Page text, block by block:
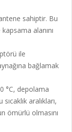
sahiptir. Bu
alanını
ile
bağlamak
°C, depolama
aralıkları,
ömürlü olmasını